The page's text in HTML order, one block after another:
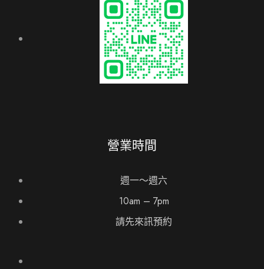
營業時間
週一～週六
10am – 7pm
請先來訊預約